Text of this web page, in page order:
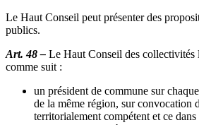
Le Haut Conseil peut présenter des
publics.
Art. 48 – Le Haut Conseil des collectivités
comme suit :
un président de commune sur
de la même région, sur convocation
territorialement compétent et ce